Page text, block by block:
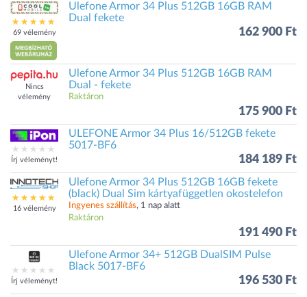
69 vélemény
Ulefone Armor 34 Plus 512GB 16GB RAM
Dual fekete
162 900 Ft
Nincs
vélemény
Ulefone Armor 34 Plus 512GB 16GB RAM
Dual - fekete
Raktáron
175 900 Ft
Írj véleményt!
ULEFONE Armor 34 Plus 16/512GB fekete
5017-BF6
184 189 Ft
16 vélemény
Ulefone Armor 34 Plus 512GB 16GB fekete
(black) Dual Sim kártyafüggetlen okostelefon
Ingyenes szállítás, 1 nap alatt
Raktáron
191 490 Ft
Írj véleményt!
Ulefone Armor 34+ 512GB DualSIM Pulse
Black 5017-BF6
196 530 Ft